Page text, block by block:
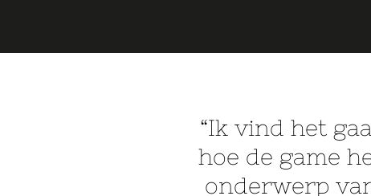
“Ik vind het
hoe de game
onderwerp